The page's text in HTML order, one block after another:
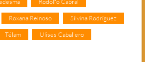
Roxana Reinoso Silvina Rodríguez
Télam Ulises Caballero